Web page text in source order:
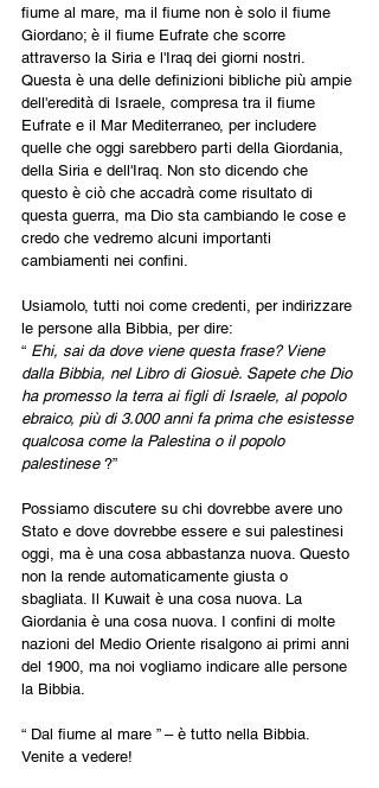
fiume al mare, ma il fiume non è solo il fiume
Giordano; è il fiume Eufrate che scorre
attraverso la Siria e l'Iraq dei giorni nostri.
Questa è una delle definizioni bibliche più ampie
dell'eredità di Israele, compresa tra il fiume
Eufrate e il Mar Mediterraneo, per includere
quelle che oggi sarebbero parti della Giordania,
della Siria e dell'Iraq. Non sto dicendo che
questo è ciò che accadrà come risultato di
questa guerra, ma Dio sta cambiando le cose e
credo che vedremo alcuni importanti
cambiamenti nei confini.
Usiamolo, tutti noi come credenti, per indirizzare
le persone alla Bibbia, per dire:
“ Ehi, sai da dove viene questa frase? Viene
dalla Bibbia, nel Libro di Giosuè. Sapete che Dio
ha promesso la terra ai figli di Israele, al popolo
ebraico, più di 3.000 anni fa prima che esistesse
qualcosa come la Palestina o il popolo
palestinese ?”
Possiamo discutere su chi dovrebbe avere uno
Stato e dove dovrebbe essere e sui palestinesi
oggi, ma è una cosa abbastanza nuova. Questo
non la rende automaticamente giusta o
sbagliata. Il Kuwait è una cosa nuova. La
Giordania è una cosa nuova. I confini di molte
nazioni del Medio Oriente risalgono ai primi anni
del 1900, ma noi vogliamo indicare alle persone
la Bibbia.
“ Dal fiume al mare ” – è tutto nella Bibbia.
Venite a vedere!